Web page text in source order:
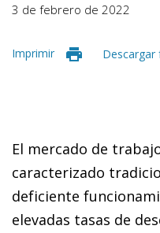
3 de febrero de 2022
Imprimir Descargar
El mercado de
caracterizado
deficiente
elevadas tasas de